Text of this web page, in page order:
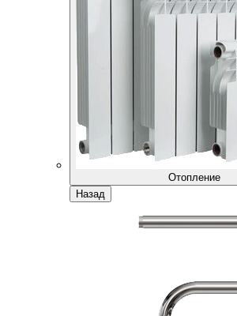
Отопление
Назад